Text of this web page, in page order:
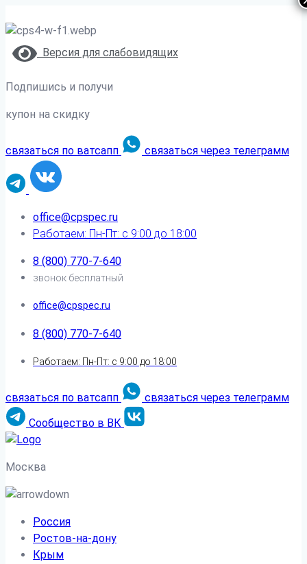
Версия для слабовидящих
Подпишись и получи
купон на скидку
связаться по ватсапп связаться через телеграмм
office@cpspec.ru
Работаем: Пн-Пт: с 9:00 до 18:00
8 (800) 770-7-640
звонок бесплатный
office@cpspec.ru
8 (800) 770-7-640
Работаем: Пн-Пт: с 9:00 до 18:00
связаться по ватсапп
связаться через телеграмм
Сообщество в ВК
Москва
Россия
Ростов-на-дону
Крым